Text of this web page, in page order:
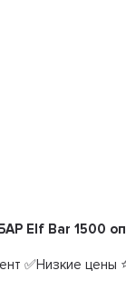
Elf Bar 1500
цены